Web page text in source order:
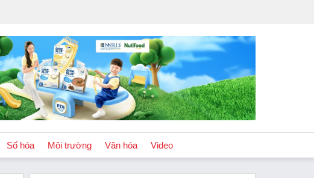
Số hóa Môi trường Văn hóa Video